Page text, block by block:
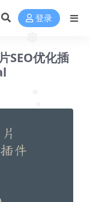
❅
❅
❅ 登录
SEO优化插